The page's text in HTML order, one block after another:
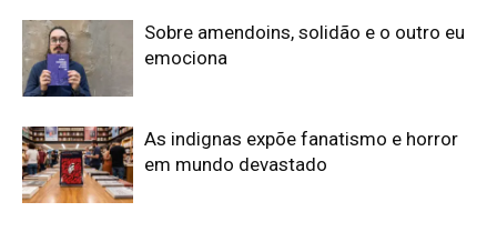
Sobre amendoins, solidão e o outro eu
emociona
As indignas expõe fanatismo e horror
em mundo devastado